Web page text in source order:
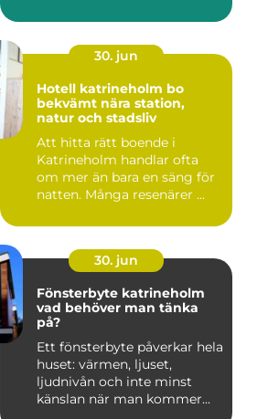
30. jun
Hotell katrineholm bo
bekvämt nära station,
natur och stadsliv
Att hitta rätt boende i
Katrineholm handlar ofta
om mer än bara en säng för
natten. Många resenärer ...
30. jun
Fönsterbyte katrineholm
vad behöver man tänka
på?
Ett fönsterbyte påverkar hela
huset: värmen, ljuset,
ljudnivån och inte minst
känslan när man kommer...